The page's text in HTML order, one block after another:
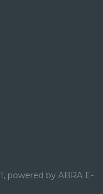
powered by ABRA E-